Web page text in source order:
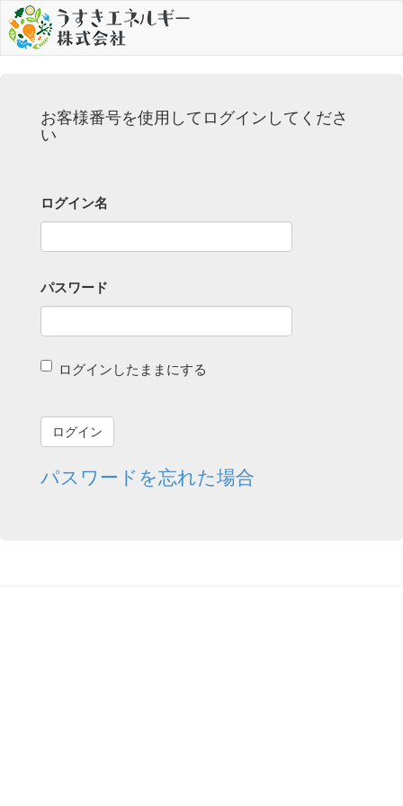
お客様番号を使用してログインしてくださ
い
ログイン名
パスワード
ログインしたままにする
パスワードを忘れた場合